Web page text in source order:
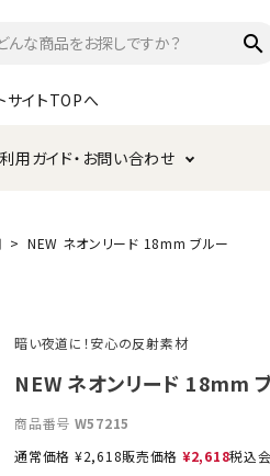
search
サイトTOPへ
ケア用品
換パーツ
ー・消臭剤
特集
デン
用ガイド・お問い合わせ
について
NEW ネオンリード 18mm ブルー
暗い夜道に！安心の反射素材
NEW ネオンリード 18mm
商品番号 W57215
通常価格 ¥2,618販売価格 ¥2,618税込